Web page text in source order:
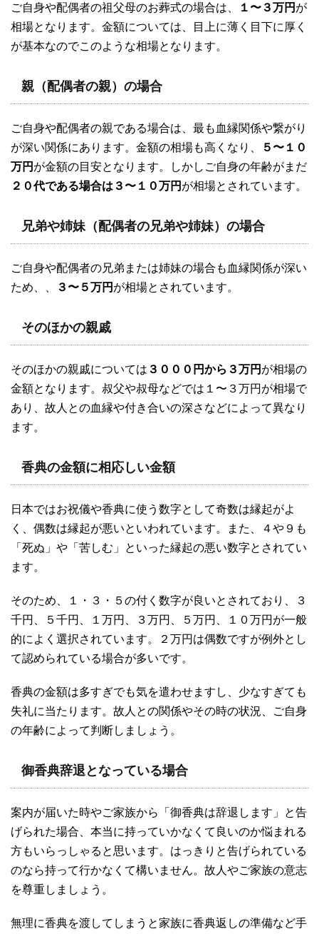
ご自身や配偶者の祖父母のお葬式の場合は、 １〜３万円 が
相場となります。金額については、目上に薄く目下に厚く
が基本なのでこのような相場となります。
親（配偶者の親）の場合
ご自身や配偶者の親である場合は、最も血縁関係や繋がり
が深い関係にあります。金額の相場も高くなり、
５〜１０
万円 が金額の目安となります。しかしご自身の年齢がまだ
２０代である場合は３〜１０万円 が相場とされています。
兄弟や姉妹（配偶者の兄弟や姉妹）の場合
ご自身や配偶者の兄弟または姉妹の場合も血縁関係が深い
ため、、
３〜５万円 が相場とされています。
そのほかの親戚
そのほかの親戚については ３０００円から３万円 が相場の
金額となります。叔父や叔母などでは１〜３万円が相場で
あり、故人との血縁や付き合いの深さなどによって異なり
ます。
香典の金額に相応しい金額
日本ではお祝儀や香典に使う数字として奇数は縁起がよ
く、偶数は縁起が悪いといわれています。また、４や９も
「死ぬ」や「苦しむ」といった縁起の悪い数字とされてい
ます。
そのため、１・３・５の付く数字が良いとされており、３
千円、５千円、１万円、３万円、５万円、１０万円が一般
的によく選択されています。２万円は偶数ですが例外とし
て認められている場合が多いです。
香典の金額は多すぎでも気を遣わせますし、少なすぎても
失礼に当たります。故人との関係やその時の状況、ご自身
の年齢によって判断しましょう。
御香典辞退となっている場合
案内が届いた時やご家族から「御香典は辞退します」と告
げられた場合、本当に持っていかなくて良いのか悩まれる
方もいらっしゃると思います。はっきりと告げられている
のなら持って行かなくて構いません。故人やご家族の意志
を尊重しましょう。
無理に香典を渡してしまうと家族に香典返しの準備など手